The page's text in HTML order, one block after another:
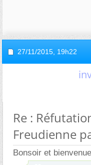
27/11/2015, 19h22
Re :
Freudienne
Bonsoir et